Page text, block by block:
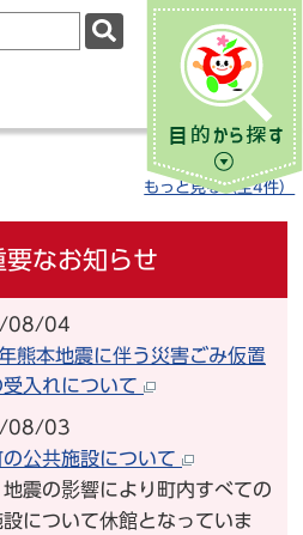
もっと見る（全4件）
なお知らせ
08/04
熊本地震に伴う災害ごみ仮置
入れについて
08/03
公共施設について
地震の影響により町内すべての
設について休館となっていま